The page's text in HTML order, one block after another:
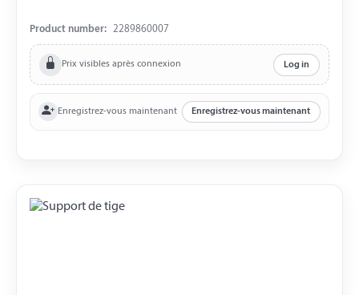
Product number: 2289860007
Prix visibles après connexion Log in
Enregistrez-vous maintenant Enregistrez-vous maintenant